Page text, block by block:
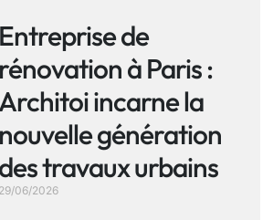
Entreprise de
rénovation à Paris :
Architoi incarne la
nouvelle génération
des travaux urbains
29/06/2026